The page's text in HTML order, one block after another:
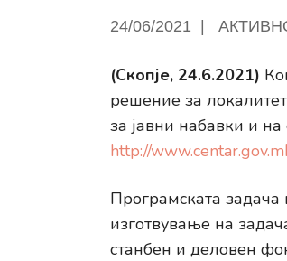
24/06/2021
(Скопје, 24.6.2021)
решение за
за јавни набавки и
http://
Програмската
изготвување на
станбен и деловен